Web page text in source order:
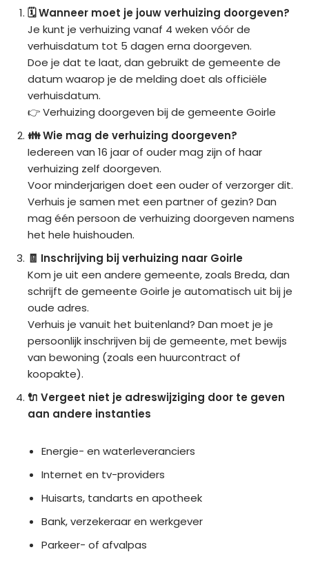
🗓️ Wanneer moet je jouw verhuizing doorgeven?
Je kunt je verhuizing vanaf 4 weken vóór de
verhuisdatum tot 5 dagen erna doorgeven.
Doe je dat te laat, dan gebruikt de gemeente de
datum waarop je de melding doet als officiële
verhuisdatum.
👉 Verhuizing doorgeven bij de gemeente Goirle
👪 Wie mag de verhuizing doorgeven?
Iedereen van 16 jaar of ouder mag zijn of haar
verhuizing zelf doorgeven.
Voor minderjarigen doet een ouder of verzorger dit.
Verhuis je samen met een partner of gezin? Dan
mag één persoon de verhuizing doorgeven namens
het hele huishouden.
🧾 Inschrijving bij verhuizing naar Goirle
Kom je uit een andere gemeente, zoals Breda, dan
schrijft de gemeente Goirle je automatisch uit bij je
oude adres.
Verhuis je vanuit het buitenland? Dan moet je je
persoonlijk inschrijven bij de gemeente, met bewijs
van bewoning (zoals een huurcontract of
koopakte).
🔌 Vergeet niet je adreswijziging door te geven
aan andere instanties
Energie- en waterleveranciers
Internet en tv-providers
Huisarts, tandarts en apotheek
Bank, verzekeraar en werkgever
Parkeer- of afvalpas